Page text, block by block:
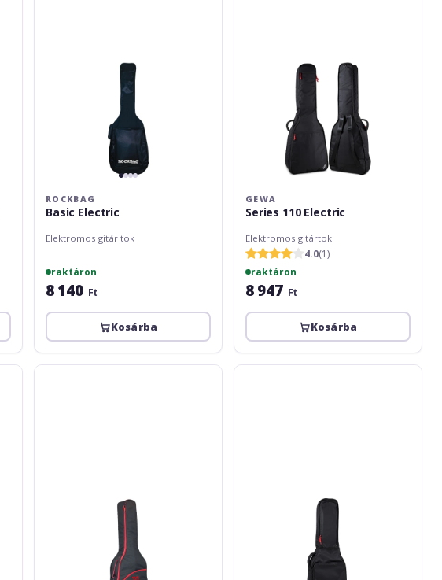
ROCKBAG
Basic Electric
Elektromos gitár tok
raktáron
8 140 Ft
Kosárba
GEWA
Series 110 Electric
Elektromos gitártok
4.0(1)
raktáron
8 947 Ft
Kosárba
TGI
Gewa